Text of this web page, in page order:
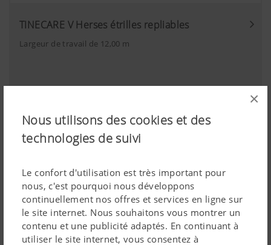
×
Nous utilisons des cookies et des
technologies de suivi
Le confort d'utilisation est très important pour
nous, c'est pourquoi nous développons
continuellement nos offres et services en ligne sur
le site internet. Nous souhaitons vous montrer un
contenu et une publicité adaptés. En continuant à
utiliser le site internet, vous consentez à
TINECARE V Herses étrilles repliables
Largeur de travail de 12,00 m